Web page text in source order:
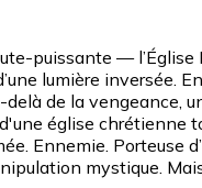
puissante — l’Église
lumière inversée.
de la vengeance,
église chrétienne
Ennemie. Porteuse
mystique.